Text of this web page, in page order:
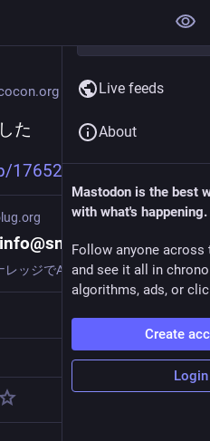
た
176527
info (@info@snac.kagolug.org)
さくらのナレッジでActivityPub サーバーのsnac についての記事が公開されました． 主にここのインスタンスを立ち上げたときの記録です． #kagolug さくらのVPSで試す、軽量ActivityPub実装「snac」によるセルフホストSNS構築 | さくらのナレッジ https://knowledge.sakura.ad.jp/48228/
Live feeds
About
Mastodon is the best
with what's happening.
Follow anyone across
and see it all in
algorithms, ads, or
Create
Login